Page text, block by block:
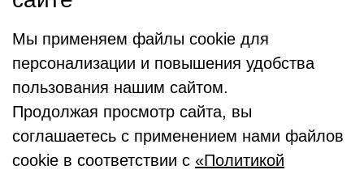
Мы применяем файлы cookie для
персонализации и повышения удобства
пользования нашим сайтом.
Продолжая просмотр сайта, вы
соглашаетесь с применением нами файлов
cookie в соответствии с «Политикой